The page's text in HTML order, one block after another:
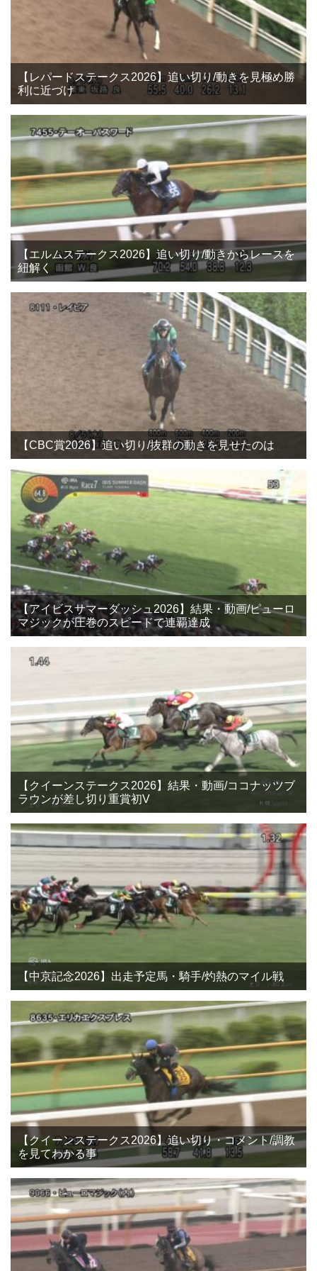
【レパードステークス2026】追い切り/動きを見極め勝
利に近づけ
【エルムステークス2026】追い切り/動きからレースを
紐解く
【CBC賞2026】追い切り/抜群の動きを見せたのは
【アイビスサマーダッシュ2026】結果・動画/ピューロ
マジックが圧巻のスピードで連覇達成
【クイーンステークス2026】結果・動画/ココナッツブ
ラウンが差し切り重賞初V
【中京記念2026】出走予定馬・騎手/灼熱のマイル戦
【クイーンステークス2026】追い切り・コメント/調教
を見てわかる事